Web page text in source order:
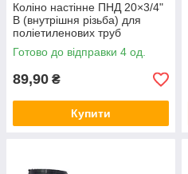
Коліно настінне ПНД 20×3/4"
В (внутрішня різьба) для
поліетиленових труб
SantehPlast Україна
Готово до відправки 4 од.
89,90 ₴
Купити